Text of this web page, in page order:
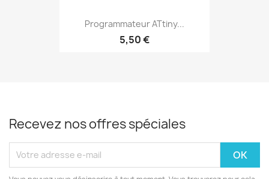
Programmateur ATtiny...
5,50 €
Recevez nos offres spéciales